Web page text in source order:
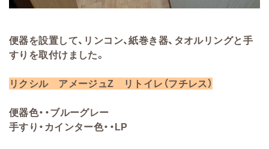
便器を設置して、リンコン、紙巻き器、タオルリングと手
すりを取付けました。
リクシル アメージュZ リトイレ（フチレス）
便器色・・ブルーグレー
手すり・カインター色・・LP